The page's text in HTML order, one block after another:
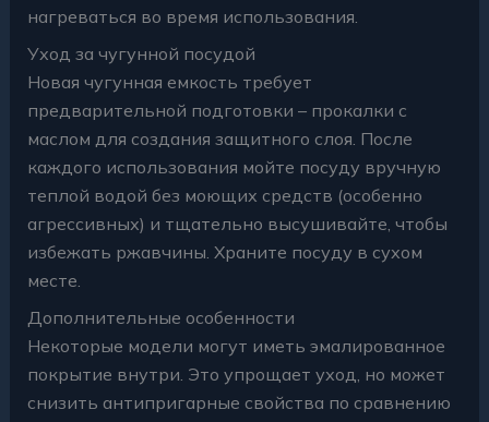
нагреваться во время использования.
Уход за чугунной посудой
Новая чугунная емкость требует
предварительной подготовки – прокалки с
маслом для создания защитного слоя. После
каждого использования мойте посуду вручную
теплой водой без моющих средств (особенно
агрессивных) и тщательно высушивайте, чтобы
избежать ржавчины. Храните посуду в сухом
месте.
Дополнительные особенности
Некоторые модели могут иметь эмалированное
покрытие внутри. Это упрощает уход, но может
снизить антипригарные свойства по сравнению